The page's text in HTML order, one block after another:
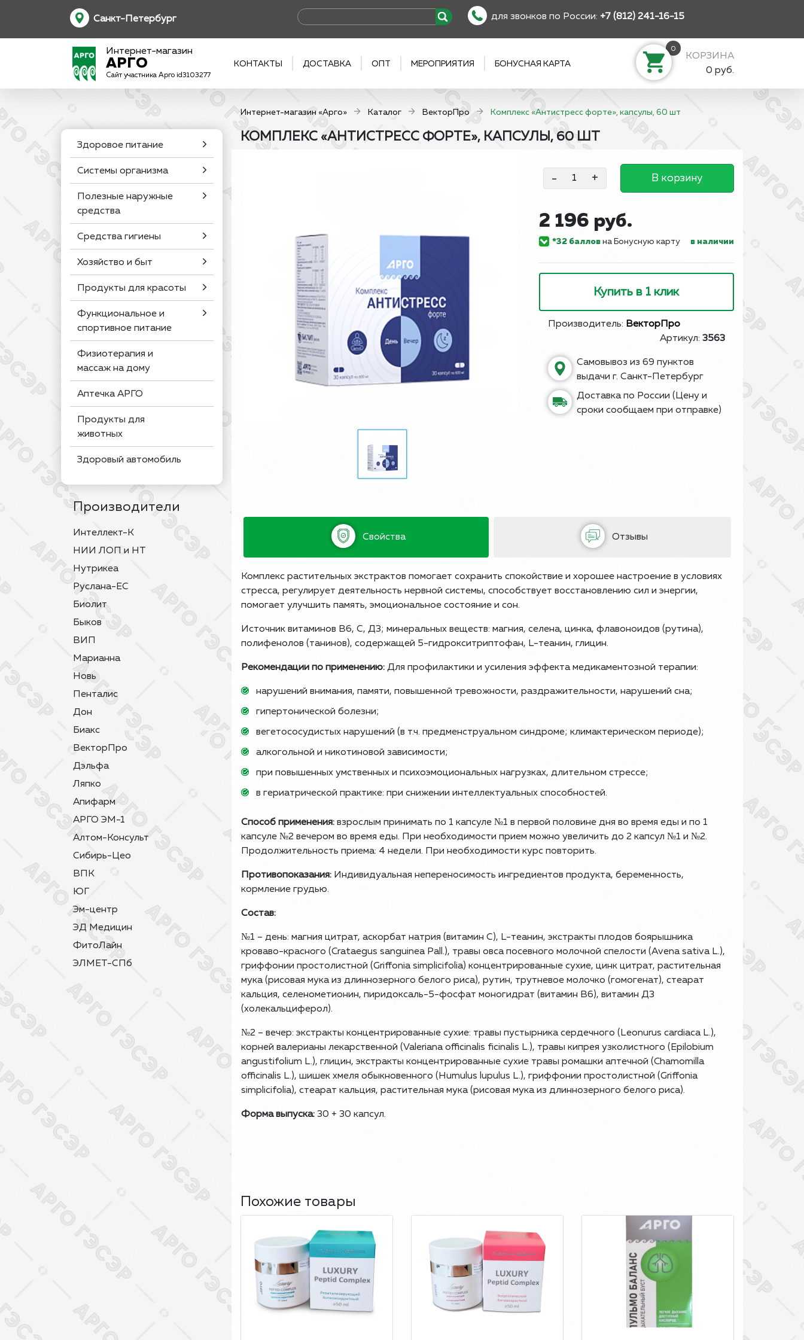
Санкт-Петербург для звонков по России: +7 (812) 241-16-15
Интернет-магазин
АРГО
Сайт участника Арго id3103277
КОНТАКТЫ ДОСТАВКА ОПТ МЕРОПРИЯТИЯ БОНУСНАЯ КАРТА
0
КОРЗИНА
0 руб.
Интернет-магазин «Арго» Каталог ВекторПро Комплекс «Антистресс форте», капсулы, 60 шт
Здоровое питание
Системы организма
Полезные наружные
средства
Средства гигиены
Хозяйство и быт
Продукты для красоты
Функциональное и
спортивное питание
Физиотерапия и
массаж на дому
Аптечка АРГО
Продукты для
животных
Здоровый автомобиль
Производители
Интеллект-К
НИИ ЛОП и НТ
Нутрикеа
Руслана-ЕС
Биолит
Быков
ВИП
Марианна
Новь
Пенталис
Дон
Биакс
ВекторПро
Дэльфа
Ляпко
Апифарм
АРГО ЭМ-1
Алтом-Консульт
Сибирь-Цео
ВПК
ЮГ
Эм-центр
ЭД Медицин
ФитоЛайн
ЭЛМЕТ-СПб
КОМПЛЕКС «АНТИСТРЕСС ФОРТЕ», КАПСУЛЫ, 60 ШТ
- + В корзину
2 196 руб.
*32 балловна Бонусную карту в наличии
Купить в 1 клик
Производитель: ВекторПро
Артикул: 3563
Самовывоз из 69 пунктов
выдачи г. Санкт-Петербург
Доставка по России (Цену и
сроки сообщаем при отправке)
Свойства Отзывы
Комплекс растительных экстрактов помогает сохранить спокойствие и хорошее настроение в условиях
стресса, регулирует деятельность нервной системы, способствует восстановлению сил и энергии,
помогает улучшить память, эмоциональное состояние и сон.
Источник витаминов В6, С, Д3; минеральных веществ: магния, селена, цинка, флавоноидов (рутина),
полифенолов (танинов), содержащей 5-гидрокситриптофан, L-теанин, глицин.
Рекомендации по применению: Для профилактики и усиления эффекта медикаментозной терапии:
нарушений внимания, памяти, повышенной тревожности, раздражительности, нарушений сна;
гипертонической болезни;
вегетососудистых нарушений (в т.ч. предменструальном синдроме; климактерическом периоде);
алкогольной и никотиновой зависимости;
при повышенных умственных и психоэмоциональных нагрузках, длительном стрессе;
в гериатрической практике: при снижении интеллектуальных способностей.
Способ применения: взрослым принимать по 1 капсуле №1 в первой половине дня во время еды и по 1
капсуле №2 вечером во время еды. При необходимости прием можно увеличить до 2 капсул №1 и №2.
Продолжительность приема: 4 недели. При необходимости курс повторить.
Противопоказания: Индивидуальная непереносимость ингредиентов продукта, беременность,
кормление грудью.
Состав:
№1 – день: магния цитрат, аскорбат натрия (витамин С), L-теанин, экстракты плодов боярышника
кроваво-красного (Crataegus sanguinea Pall.), травы овса посевного молочной спелости (Avena sativa L.),
гриффонии простолистной (Griffonia simplicifolia) концентрированные сухие, цинк цитрат, растительная
мука (рисовая мука из длиннозерного белого риса), рутин, трутневое молочко (гомогенат), стеарат
кальция, селенометионин, пиридоксаль-5-фосфат моногидрат (витамин В6), витамин Д3
(холекальциферол).
№2 – вечер: экстракты концентрированные сухие: травы пустырника сердечного (Leonurus cardiaca L.),
корней валерианы лекарственной (Valeriana officinalis ficinalis L.), травы кипрея узколистного (Epilobium
angustifolium L.), глицин, экстракты концентрированные сухие травы ромашки аптечной (Chamomilla
officinalis L.), шишек хмеля обыкновенного (Humulus lupulus L.), гриффонии простолистной (Griffonia
simplicifolia), стеарат кальция, растительная мука (рисовая мука из длиннозерного белого риса).
Форма выпуска: 30 + 30 капсул.
Похожие товары